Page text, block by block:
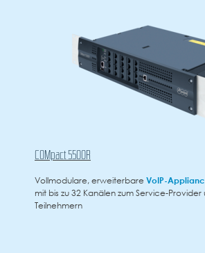
erweiterbareVoIP-Appliance für 19"-Racks
32 Kanälen zum Service-Provider und maximal 112